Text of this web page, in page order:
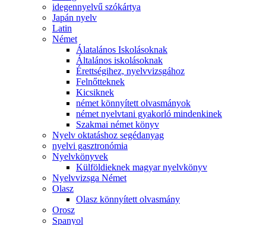
idegennyelvű szókártya
Japán nyelv
Latin
Német
Álatalános Iskolásoknak
Általános iskolásoknak
Érettségihez, nyelvvizsgához
Felnőtteknek
Kicsiknek
német könnyített olvasmányok
német nyelvtani gyakorló mindenkinek
Szakmai német könyv
Nyelv oktatáshoz segédanyag
nyelvi gasztronómia
Nyelvkönyvek
Külföldieknek magyar nyelvkönyv
Nyelvvizsga Német
Olasz
Olasz könnyített olvasmány
Orosz
Spanyol